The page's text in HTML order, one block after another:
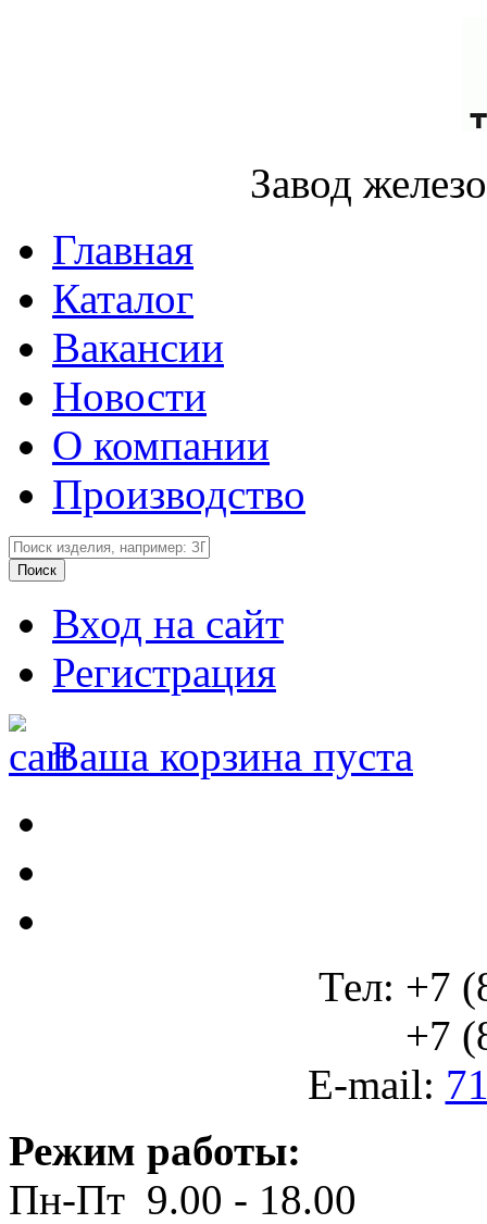
Завод
Главная
Каталог
Вакансии
Новости
О компании
Производство
Вход на сайт
Регистрация
Ваша корзина пуста
Тел: +7
+7
E-mail:
Режим работы:
Пн-Пт 9.00 - 18.00